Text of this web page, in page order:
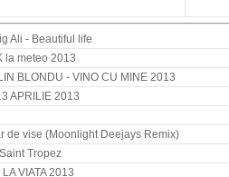
Ali - Beautiful life
la meteo 2013
BLONDU - VINO CU MINE 2013
APRILIE 2013
de vise (Moonlight Deejays Remix)
Tropez
VIATA 2013